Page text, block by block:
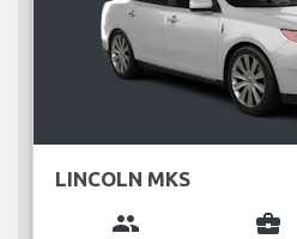
LINCOLN MKS
group business_center